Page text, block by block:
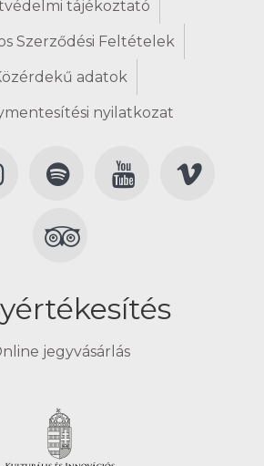
tájékoztató
Szerződési Feltételek
adatok
nyilatkozat
jegyvásárlás